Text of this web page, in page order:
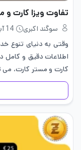
تفاوت ویزا کارت و
سوگند اکبری
14 آبان 1403
وقتی به دنیای تنوع
اطلاعات دقیق و کامل
کارت و مستر کارت، می
و…